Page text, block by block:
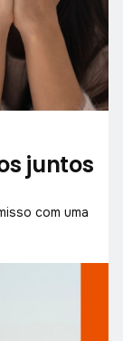
juntos
com uma